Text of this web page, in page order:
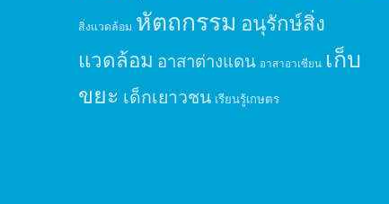
สิ่งแวดล้อม หัตถกรรม อนุรักษ์สิ่ง
แวดล้อม อาสาต่างแดน อาสาอาเซียน เก็บ
ขยะ เด็กเยาวชน เรียนรู้เกษตร